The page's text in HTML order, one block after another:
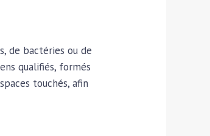
de bactéries ou de
qualifiés, formés
touchés, afin